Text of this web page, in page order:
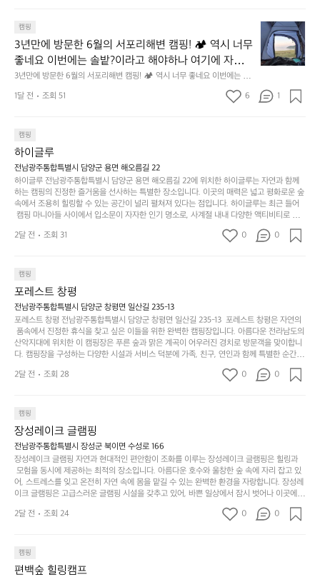
구
나
잠
에
기
까
이
걸
리
는
순
다.
그
럴
때
는
차
을
가
려
보
세
요.
지
의
초
기
품
갑’입
니
다.
일
상
에
고
다
니
고
싶
어
는
크
기,
무
게,
용
할
수
있
록.
분
하
고,
단
순
하
하
지
않
은
디
자
웃
도
어
의
경
캠핑
3년만에 방문한 6월의 서포리해변 캠핑! 🏕 역시 너무
좋네요 이번에는 솔밭?이라고 해야하나 여기에 자리를
잡았는데 정말 시원하고 경치도 좋네요  서해치고 물도
맑은편, 아이들도 놀기 좋고 1박 2일은 넘 짧게 느껴지
네요  .1박 1동 1만원 (수금은 7시쯤, 동네에서 관리) .수
바로 화장실있음 .5분거리 cu .2분거리 음식점  항구에
서부터 해변까지 버스도 다니네요 ㅎㅎㅎ 아이들 엄청
좋아하네요 점심쯤도착해서 철수할때까지 물놀이 3
타임이나 했네요 ⛱️
3년만에 방문한 6월의 서포리해변 캠핑! 🏕 역시 너무 좋네요 이번에는 솔
밭?이라고 해야하나 여기에 자리를 잡았는데 정말 시원하고 경치도 좋네요
서해치고 물도 맑은편, 아이들도 놀기 좋고 1박 2일은 넘 짧게 느껴지네요  .
항구에서부터 해변까지 버스도 다니네요 ㅎㅎㅎ 아이들 엄청 좋아하네요 점
심쯤도착해서 철수할때까지 물놀이 3타임이나 했네요 ⛱️
년
만
에
문
포
리
해
변
캠
핑!
무
좋
네
요
이
이
라
고
해
야
하
1달 전 조회 51 6 1
캠핑
하이글루
전남광주통합특별시 담양군 용면 해오름길 22
하이글루 전남광주통합특별시 담양군 용면 해오름길 22에 위치한 하이글루는 자연과 함께
하는 캠핑의 진정한 즐거움을 선사하는 특별한 장소입니다. 이곳의 매력은 넓고 평화로운 숲
속에서 조용히 힐링할 수 있는 공간이 널리 펼쳐져 있다는 점입니다. 하이글루는 최근 들어
캠핑 마니아들 사이에서 입소문이 자자한 인기 명소로, 사계절 내내 다양한 액티비티로 방
문객들을 맞이합니다. 특히, 하이글루의 독특한 시설인 글램핑 텐트는 고객들에게 아늑한 잠
자리를 제공하며, 캠핑의 매력을 한층 더해 줍니다. 밖에서는 자연의 소리를 들으며, 내부에
함께 좋은 시간을 보낼 수 있다는 것입니다. 또한, 하이글루 인근에는 다양한 트레킹 코스와
자전거 도로가 있어 아웃도어 활동을 좋아하는 이들에게 더욱 참조할 만한 장소가 됩니다.
담양의 아름다운 자연과 함께, 건강한 레저 활동을 즐기며 행복한 캠핑 경험을 쌓으실 수 있
습니다. 하이글루에서 특별한 순간을 만끽해보세요. 따뜻한 햇살과 함께하는 아침, 상징적인
담양의 죽녹원과 함께 어우러진 저녁, 그리고 고요한 밤하늘 아래에서 별을 바라보며 나누는
이야기들은 여러분의 캠핑 여행을 더욱 특별하게 만들어 줄 것입니다.  인기 정도: ★★★★
★
2달 전 조회 31 0 0
캠핑
포레스트 창평
전남광주통합특별시 담양군 창평면 일산길 235-13
포레스트 창평 전남광주통합특별시 담양군 창평면 일산길 235-13  포레스트 창평은 자연의
품속에서 진정한 휴식을 찾고 싶은 이들을 위한 완벽한 캠핑장입니다. 아름다운 전라남도의
산악지대에 위치한 이 캠핑장은 푸른 숲과 맑은 계곡이 어우러진 경치로 방문객을 맞이합니
다. 캠핑장을 구성하는 다양한 시설과 서비스 덕분에 가족, 친구, 연인과 함께 특별한 순간을
만들어갈 수 있는 최적의 공간이 됩니다.  포레스트 창평은 주말마다 직접 재배한 신선한 농
산물을 제공하는 캠핑장으로, 현지에서만 느낄 수 있는 자연의 맛을 경험할 수 있습니다. 또
으며 깊은 숙면을 취할 수 있는 기회를 제공합니다.  이곳은 자연과의 완벽한 조화를 이루며,
다채로운 야외 활동을 제공합니다. 특히 어린이들은 안전하게 놀 수 있는 놀이시설이 마련
되어 있어 부모님들과 함께 즐거운 시간을 보낼 수 있습니다. 주변의 다양한 관광지와 먹거
리를 탐험하는 재미도 포레스트 창평의 매력 중 하나입니다.  또한, 캠핑장을 방문한 후 지속
적으로 재방문하는 이들이 많아 인기가 날로 상승하고 있습니다. 포레스트 창평은 단순한 캠
핑 그 이상을 제공하며, 자연을 사랑하는 모든 이들에게 꼭 한번 경험해봐야 할 장소로 자리
잡았습니다.  인기 정도: ★★★★★
2달 전 조회 28 0 0
캠핑
장성레이크 글램핑
전남광주통합특별시 장성군 북이면 수성로 166
장성레이크 글램핑 자연과 현대적인 편안함이 조화를 이루는 장성레이크 글램핑은 힐링과
모험을 동시에 제공하는 최적의 장소입니다. 아름다운 호수와 울창한 숲 속에 자리 잡고 있
어, 스트레스를 잊고 온전히 자연 속에 몸을 맡길 수 있는 완벽한 환경을 자랑합니다. 장성레
이크 글램핑은 고급스러운 글램핑 시설을 갖추고 있어, 바쁜 일상에서 잠시 벗어나 이곳에
오면 사치스러운 휴식이 가능해집니다. 독립된 텐트에서 제공되는 특별한 불멍 공간은 소중
한 사람과 함께 따뜻한 이야기를 나눌 수 있는 소중한 시간을 만들어 줍니다. 또한, 주변의 자
을 창출하는 시간이 될 것입니다. 특히 식사를 좋아하는 분들에게는 매주 특별한 바비큐 파
티와 지역에서 나는 신선한 재료로 만든 다양한 요리를 제공하여 미각을 만족시켜 줍니다.
장성레이크 글램핑은 그 아름다운 경관과 최고 품질의 시설 덕분에 최근 몇 년 사이에 특히
2달 전 조회 24 0 0
캠핑
편백숲 힐링캠프